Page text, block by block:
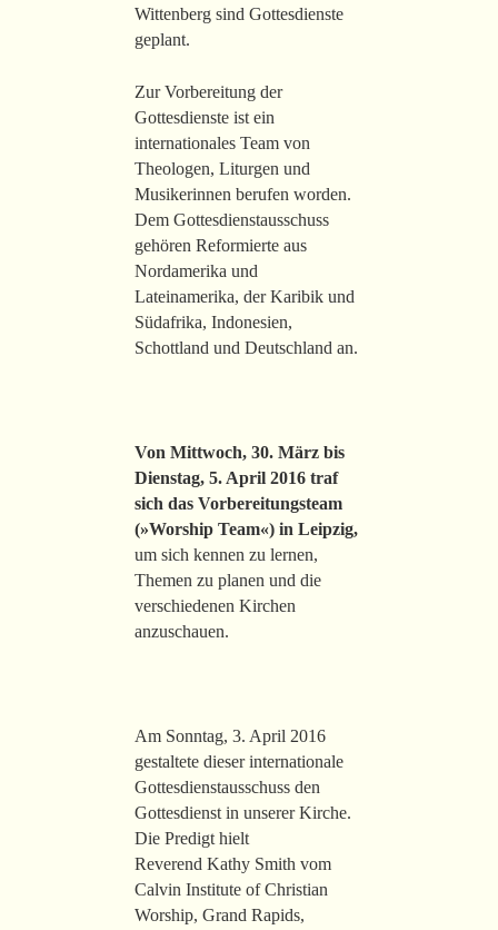
Wittenberg sind Gottesdienste
geplant.
Zur Vorbereitung der
Gottesdienste ist ein
internationales Team von
Theologen, Liturgen und
Musikerinnen berufen worden.
Dem Gottesdienstausschuss
gehören Reformierte aus
Nordamerika und
Lateinamerika, der Karibik und
Südafrika, Indonesien,
Schottland und Deutschland an.
Von Mittwoch, 30. März bis
Dienstag, 5. April 2016 traf
sich das Vorbereitungsteam
(»Worship Team«) in Leipzig,
um sich kennen zu lernen,
Themen zu planen und die
verschiedenen Kirchen
anzuschauen.
Am Sonntag, 3. April 2016
gestaltete dieser internationale
Gottesdienstausschuss den
Gottesdienst in unserer Kirche.
Die Predigt hielt
Reverend Kathy Smith vom
Calvin Institute of Christian
Worship, Grand Rapids,